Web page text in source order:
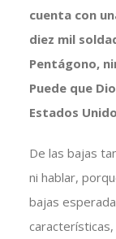
cuenta con
diez mil
Pentágono,
Puede que
Estados
De las bajas
ni hablar,
bajas